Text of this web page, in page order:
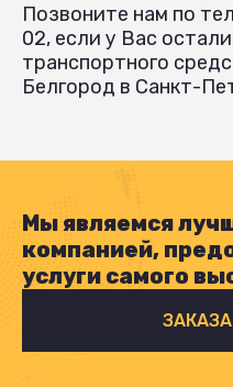
Позвоните нам по
02, если у Вас
транспортного
Белгород в Санкт-
Мы являемся
компанией,
услуги самого